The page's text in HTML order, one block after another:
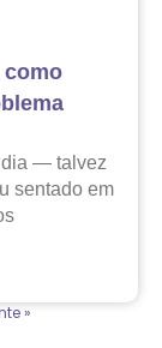
como
dia — talvez
sentado em
»